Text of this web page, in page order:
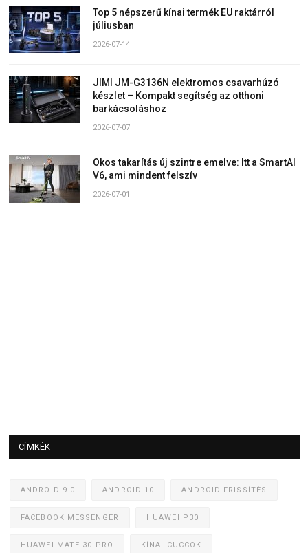
Top 5 népszerű kínai termék EU raktárról
júliusban
2026-07-14
JIMI JM-G3136N elektromos csavarhúzó
készlet – Kompakt segítség az otthoni
barkácsoláshoz
2026-07-07
Okos takarítás új szintre emelve: Itt a SmartAI
V6, ami mindent felszív
2026-07-01
CÍMKÉK
ANDROID 9.0 ANDROID 10 ANDROID FRISSÍTÉS
FACEBOOK MESSENGER HUAWEI P30
HUAWEI MATE 30 PRO KÍNAI CUCCOK